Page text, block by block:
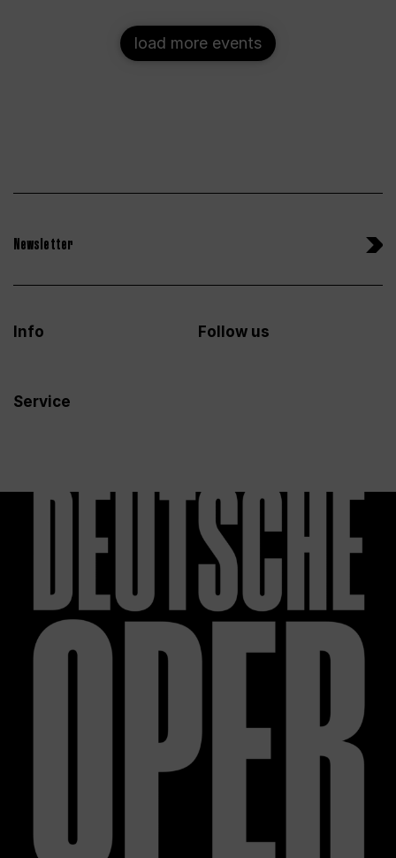
load more events
Newsletter
Info
Service
Follow us